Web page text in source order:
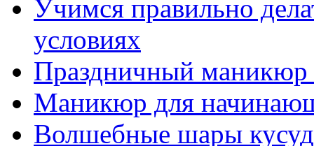
Учимся правильно
условиях
Праздничный маникюр
Маникюр для
Волшебные шары